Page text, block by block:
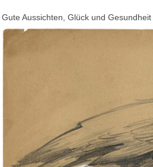
Aussichten, Glück und